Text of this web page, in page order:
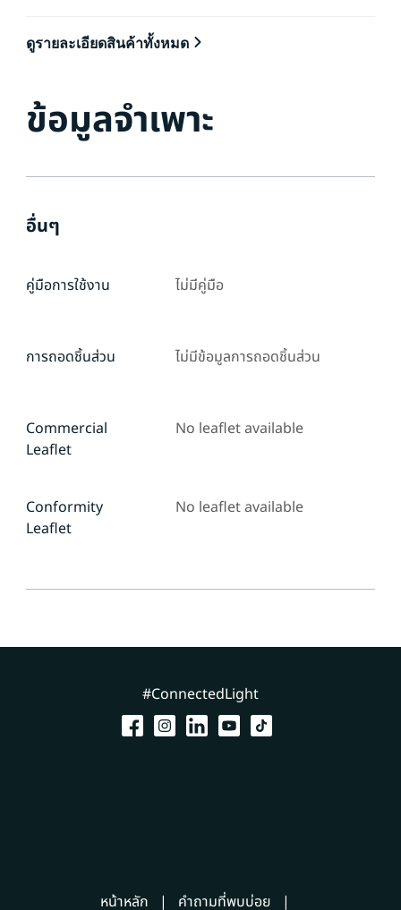
ดูรายละเอียดสินค้าทั้งหมด
ข้อมูลจำเพาะ
อื่นๆ
คู่มือการใช้งาน ไม่มีคู่มือ
การถอดชิ้นส่วน ไม่มีข้อมูลการถอดชิ้นส่วน
Commercial
Leaflet
No leaflet available
Conformity
Leaflet
No leaflet available
#ConnectedLight
หน้าหลัก คำถามที่พบบ่อย